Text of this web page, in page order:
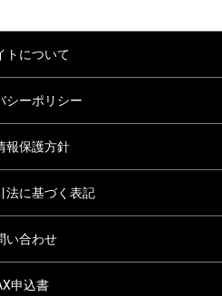
トについて
シーポリシー
報保護方針
法に基づく表記
い合わせ
申込書